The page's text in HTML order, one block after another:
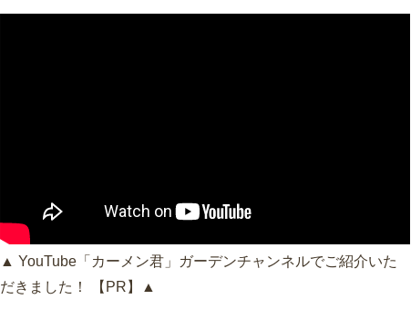
▲ YouTube「カーメン君」ガーデンチャンネルでご紹介いた
だきました！ 【PR】▲